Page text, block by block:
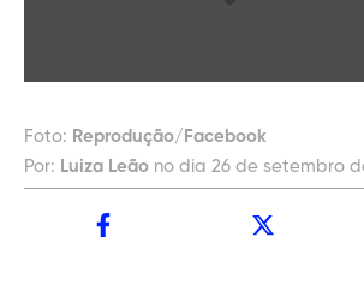
Foto: Reprodução/Facebook
Por: Luiza Leão no dia 26 de setembro